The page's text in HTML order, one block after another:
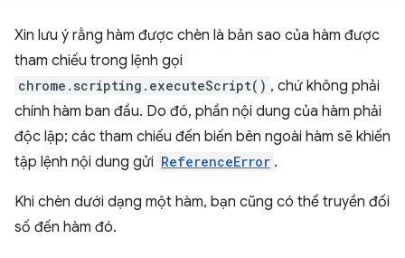
Xin lưu ý rằng hàm được chèn là bản sao của hàm được
tham chiếu trong lệnh gọi
chrome.scripting.executeScript() , chứ không phải
chính hàm ban đầu. Do đó, phần nội dung của hàm phải
độc lập; các tham chiếu đến biến bên ngoài hàm sẽ khiến
tập lệnh nội dung gửi ReferenceError .
Khi chèn dưới dạng một hàm, bạn cũng có thể truyền đối
số đến hàm đó.